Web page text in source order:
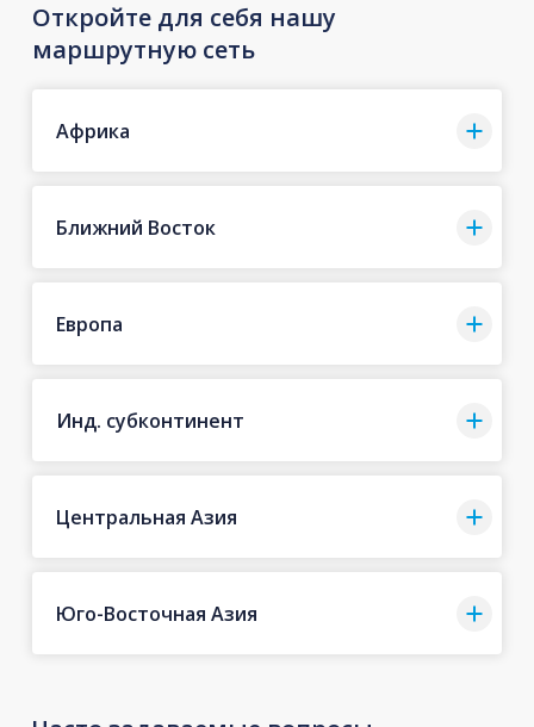
Откройте для себя нашу
маршрутную сеть
Африка
Ближний Восток
Европа
Инд. субконтинент
Центральная Азия
Юго-Восточная Азия